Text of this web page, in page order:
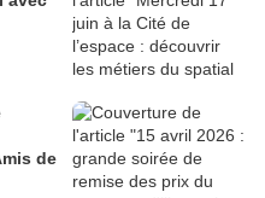
de